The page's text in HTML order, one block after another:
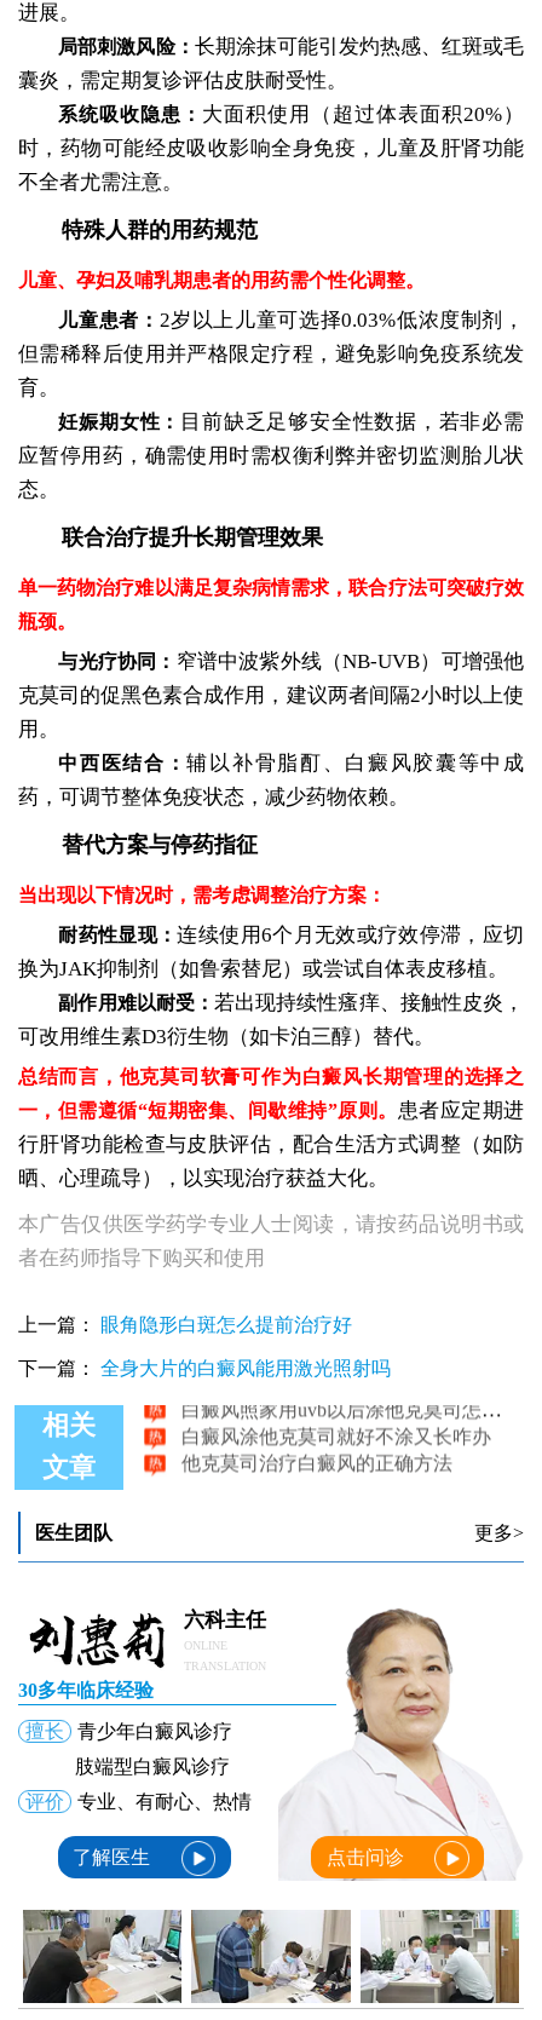
进展。
局部刺激风险： 长期涂抹可能引发灼热感、红斑或毛
囊炎，需定期复诊评估皮肤耐受性。
系统吸收隐患： 大面积使用（超过体表面积20%）
时，药物可能经皮吸收影响全身免疫，儿童及肝肾功能
不全者尤需注意。
特殊人群的用药规范
儿童、孕妇及哺乳期患者的用药需个性化调整。
儿童患者： 2岁以上儿童可选择0.03%低浓度制剂，
但需稀释后使用并严格限定疗程，避免影响免疫系统发
育。
妊娠期女性： 目前缺乏足够安全性数据，若非必需
应暂停用药，确需使用时需权衡利弊并密切监测胎儿状
态。
联合治疗提升长期管理效果
单一药物治疗难以满足复杂病情需求，联合疗法可突破疗效
瓶颈。
与光疗协同： 窄谱中波紫外线（NB-UVB）可增强他
克莫司的促黑色素合成作用，建议两者间隔2小时以上使
用。
中西医结合：辅以补骨脂酊、白癜风胶囊等中成
药，可调节整体免疫状态，减少药物依赖。
替代方案与停药指征
当出现以下情况时，需考虑调整治疗方案：
耐药性显现：连续使用6个月无效或疗效停滞，应切
换为JAK抑制剂（如鲁索替尼）或尝试自体表皮移植。
副作用难以耐受： 若出现持续性瘙痒、接触性皮炎，
可改用维生素D3衍生物（如卡泊三醇）替代。
总结而言，他克莫司软膏可作为白癜风长期管理的选择之
一，但需遵循“短期密集、间歇维持”原则。 患者应定期进
行肝肾功能检查与皮肤评估，配合生活方式调整（如防
晒、心理疏导），以实现治疗获益大化。
本广告仅供医学药学专业人士阅读，请按药品说明书或
者在药师指导下购买和使用
上一篇： 眼角隐形白斑怎么提前治疗好
下一篇： 全身大片的白癜风能用激光照射吗
相关
文章
他克莫司软膏能治好脸部白斑吗
他克莫司软膏治好白癜风的概率大吗
白癜风涂他克莫司就好不涂又长咋办
他克莫司治疗白癜风的正确方法
他克莫司治疗稳定期白癜风效果怎么样
医生团队 更多>
六科主任
ONLINE
TRANSLATION
30多年临床经验
擅长
青少年白癜风诊疗
肢端型白癜风诊疗
评价
专业、有耐心、热情
了解医生 点击问诊